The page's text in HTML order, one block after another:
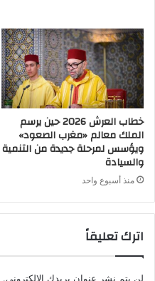
خطاب العرش 2026 حين يرسم
الملك معالم «مغرب الصعود»
ويؤسس لمرحلة جديدة من التنمية
والسيادة
منذ أسبوع واحد
اترك تعليقاً
لن يتم نشر عنوان بريدك الإلكتروني.